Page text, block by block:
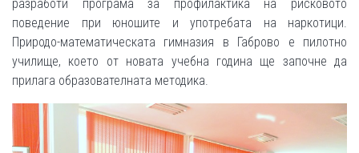
разработи програма за профилактика на рисковото
поведение при юношите и употребата на наркотици.
Природо-математическата гимназия в Габрово е пилотно
училище, което от новата учебна година ще започне да
прилага образователната методика.